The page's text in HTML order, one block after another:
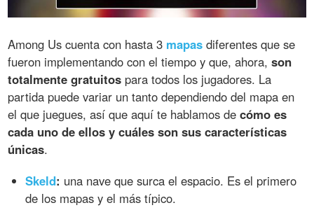
Among Us cuenta con hasta 3 mapas diferentes que se
fueron implementando con el tiempo y que, ahora,son
totalmente gratuitos para todos los jugadores. La
partida puede variar un tanto dependiendo del mapa en
el que juegues, así que aquí te hablamos decómo es
cada uno de ellos y cuáles son sus características
únicas.
Skeld: una nave que surca el espacio. Es el primero
de los mapas y el más típico.